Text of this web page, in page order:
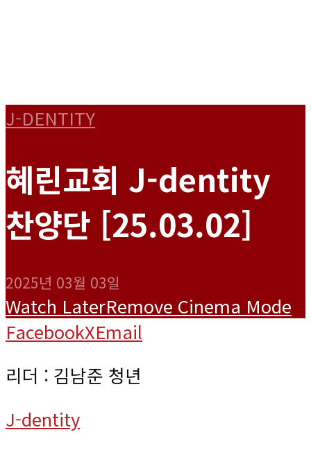
J-DENTITY
혜린교회 J-dentity
찬양단 [25.03.02]
2025년 03월 03일
Watch LaterRemove Cinema Mode
FacebookXEmail
리더 : 김남준 청년
J-dentity